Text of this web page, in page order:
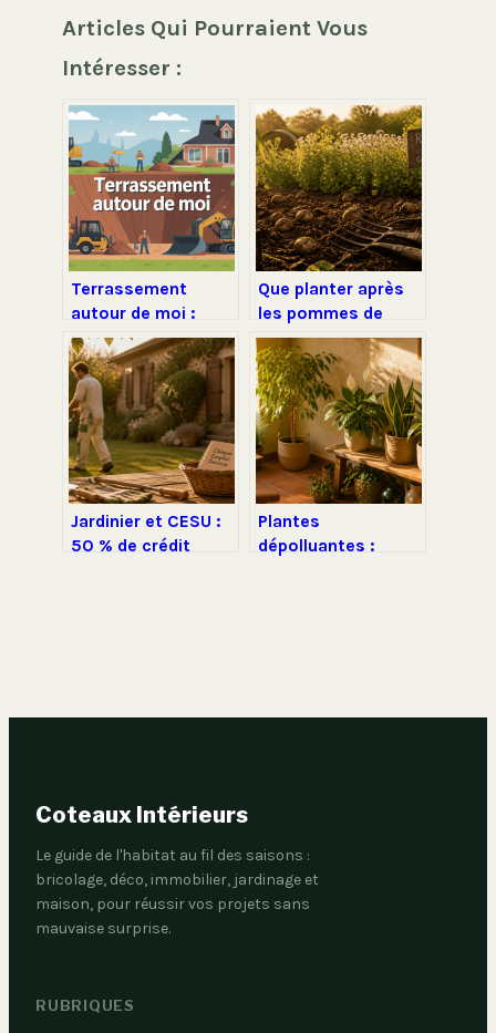
Articles Qui Pourraient Vous
Intéresser :
Terrassement
autour de moi :
comment choisir le
bon professionnel
local
Que planter après
les pommes de
terre : 4 stratégies
pour régénérer
votre sol et éviter
les maladies
Jardinier et CESU :
50 % de crédit
Plantes
dépolluantes :
Coteaux Intérieurs
Le guide de l'habitat au fil des saisons :
bricolage, déco, immobilier, jardinage et
maison, pour réussir vos projets sans
mauvaise surprise.
RUBRIQUES